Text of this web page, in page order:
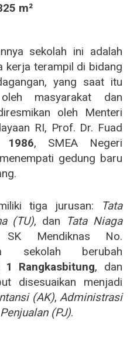
m²
sekolah ini adalah
kerja terampil di bidang
yang saat itu
masyarakat dan
oleh Menteri
RI, Prof. Dr. Fuad
1986, SMEA Negeri
gedung baru
tiga jurusan:
Tata
(TU), dan
Tata Niaga
SK Mendiknas No.
sekolah berubah
1 Rangkasbitung, dan
disesuaikan menjadi
(AK), Administrasi
Penjualan (PJ).